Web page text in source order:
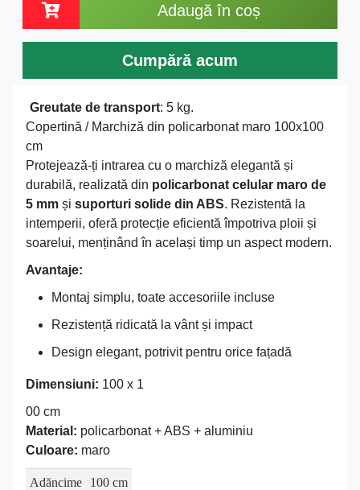
Adaugă în coș
Cumpără acum
Greutate de transport: 5 kg.
Copertină / Marchiză din policarbonat maro 100x100
cm
Protejează-ți intrarea cu o marchiză elegantă și
durabilă, realizată din policarbonat celular maro de
5 mm și suporturi solide din ABS. Rezistentă la
intemperii, oferă protecție eficientă împotriva ploii și
soarelui, menținând în același timp un aspect modern.
Avantaje:
Montaj simplu, toate accesoriile incluse
Rezistență ridicată la vânt și impact
Design elegant, potrivit pentru orice fațadă
Dimensiuni: 100 x 1
00 cm
Material: policarbonat + ABS + aluminiu
Culoare: maro
Adăncime 100 cm